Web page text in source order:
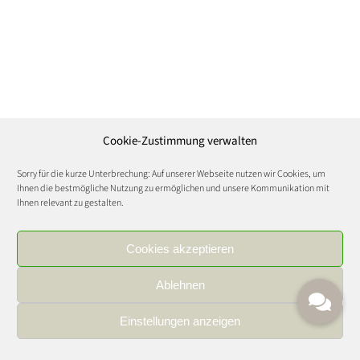
Cookie-Zustimmung verwalten
Sorry für die kurze Unterbrechung: Auf unserer Webseite nutzen wir Cookies, um
Ihnen die bestmögliche Nutzung zu ermöglichen und unsere Kommunikation mit
Ihnen relevant zu gestalten.
Cookies akzeptieren
Ablehnen
Einstellungen anzeigen
IMPRESSUM|DATENSCHUTZ|KARRIERE
FOOD AND WINE CULTURE © Copyright 2021 | All Rights Reserved